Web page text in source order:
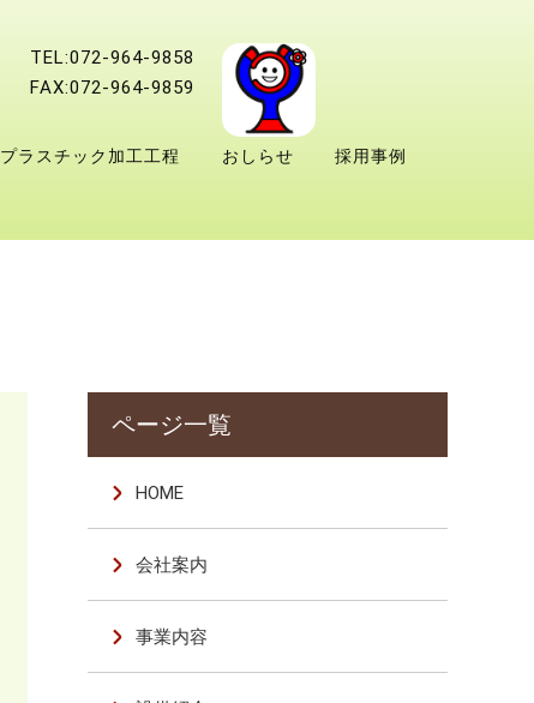
TEL:072-964-9858
FAX:072-964-9859
プラスチック加工工程 おしらせ
採用事例
HOME
会社案内
事業内容